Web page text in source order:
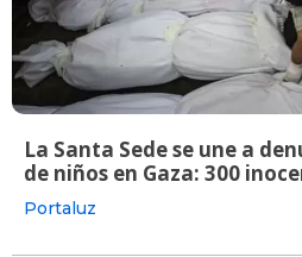
La Santa Sede se une a
de niños en Gaza: 300
Portaluz